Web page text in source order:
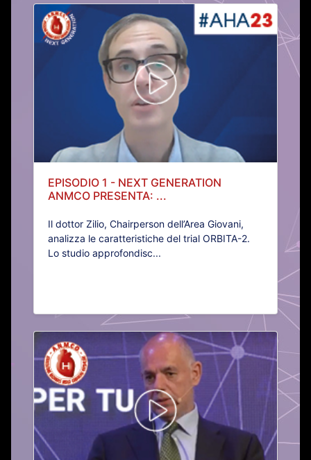
EPISODIO 1 - NEXT GENERATION
ANMCO PRESENTA: ...
Il dottor Zilio, Chairperson dell’Area Giovani,
analizza le caratteristiche del trial ORBITA-2.
Lo studio approfondisc...